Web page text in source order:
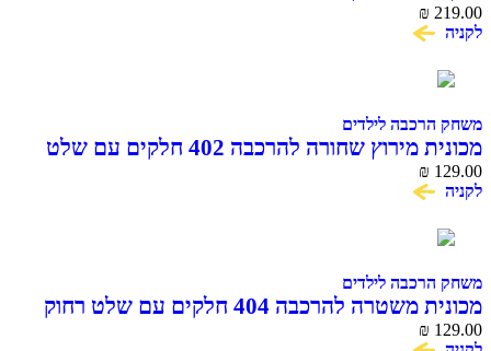
Doug Scoop & Serve Ice Cream Counter
₪ 219.00
לקניה
משחק הרכבה לילדים
מכונית מירוץ שחורה להרכבה 402 חלקים עם שלט
COME ALIVE
₪ 129.00
לקניה
משחק הרכבה לילדים
מכונית משטרה להרכבה 404 חלקים עם שלט רחוק
COME ALIVE BLOCK RC CAR
₪ 129.00